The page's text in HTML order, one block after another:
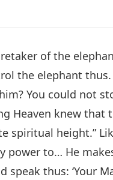
of the
the elephant
You could not
Heaven knew that
spiritual height.”
power to… He
thus: ‘Your